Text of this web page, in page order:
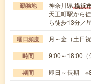
勤務地 神奈川県横浜
天王町駅から
ら徒歩13分／
曜日頻度 月～金（土日祝
時間 9:00～18:00
期間 即日～長期 ※8